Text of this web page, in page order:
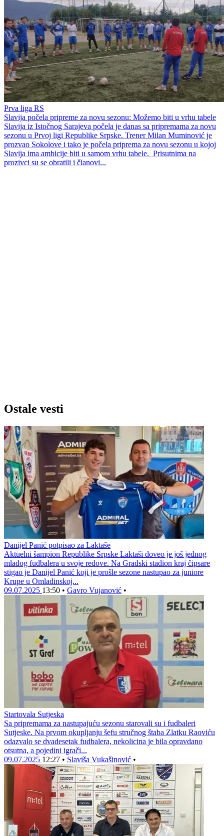
Prva liga RS
Slavija počela pripreme za novu sezonu: Možemo biti u vrhu tabele
Slavija iz Istočnog Sarajeva počela je danas sa pripremama za novu
sezonu u Prvoj ligi Republike Srpske. Trener Milan Muminović je
prozvao Sokolove i tako je počela priprema za novu sezonu u kojoj
Slavija ima ambicije biti u samom vrhu tabele. Prisutnima na
prozivci su se obratili i članovi...
Ostale vesti
Danijel Panić potpisao za Laktaše
Aktuelni šampion Republike Srpske Laktaši doveo je još jednog
mladog fudbalera u svoje redove. Na Gradski stadion kraj čipsare
stigao je Danijel Panić koji je prošle sezone nastupao za juniore
Krupe u Omladinskoj...
09.07.2025 13:50 • Gavro Vujanović •
Startovala Sutjeska
Sa pripremama za nastupajuću sezonu starovali su i fudbaleri
Sutjeske. Na prvom okupljanju šefu stručnog štaba Zlatku Raoviću
odazvalo se dvadesetak fudbalera, nekolicina je bila opravdano
otsutna, a pojedini igrači...
09.07.2025 12:27 • Slaviša Vukašinović •